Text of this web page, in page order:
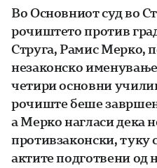
Во Основниот суд во
рочиштето против
Струга, Рамис Мерко,
незаконско
четири основни
рочиште беше
а Мерко нагласи дека
противзаконски, туку
актите подготвени од